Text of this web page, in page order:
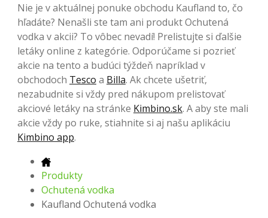
Nie je v aktuálnej ponuke obchodu Kaufland to, čo
hľadáte? Nenašli ste tam ani produkt Ochutená
vodka v akcii? To vôbec nevadí! Prelistujte si ďalšie
letáky online z kategórie. Odporúčame si pozrieť
akcie na tento a budúci týždeň napríklad v
obchodoch Tesco a Billa. Ak chcete ušetriť,
nezabudnite si vždy pred nákupom prelistovať
akciové letáky na stránke Kimbino.sk. A aby ste mali
akcie vždy po ruke, stiahnite si aj našu aplikáciu
Kimbino app.
Produkty
Ochutená vodka
Kaufland Ochutená vodka